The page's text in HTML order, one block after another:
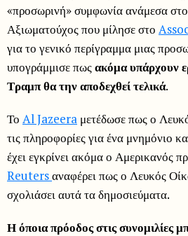
«προσωρινή» συμφωνία ανάμεσα
Αξιωματούχος που μίλησε στο
για το γενικό περίγραμμα μιας
υπογράμμισε πωςακόμα υπάρχουν
Τραμπ θα την αποδεχθεί τελικά.
Το Al Jazeera μετέδωσε πως ο
τις πληροφορίες για ένα μνημόνιο
έχει εγκρίνει ακόμα ο Αμερικανός
Reutersαναφέρει πως ο Λευκός
σχολιάσει αυτά τα δημοσιεύματα.
Η όποια πρόοδος στις συνομιλίες